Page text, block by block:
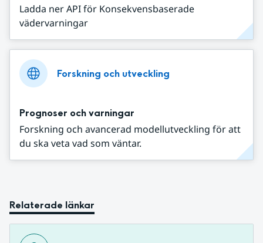
Ladda ner API för Konsekvensbaserade
vädervarningar
Forskning och utveckling
Prognoser och varningar
Forskning och avancerad modellutveckling för att
du ska veta vad som väntar.
Relaterade länkar